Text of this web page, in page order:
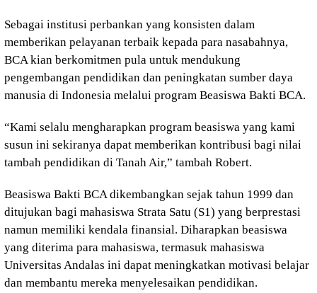
Sebagai institusi perbankan yang konsisten dalam
memberikan pelayanan terbaik kepada para nasabahnya,
BCA kian berkomitmen pula untuk mendukung
pengembangan pendidikan dan peningkatan sumber daya
manusia di Indonesia melalui program Beasiswa Bakti BCA.
“Kami selalu mengharapkan program beasiswa yang kami
susun ini sekiranya dapat memberikan kontribusi bagi nilai
tambah pendidikan di Tanah Air,” tambah Robert.
Beasiswa Bakti BCA dikembangkan sejak tahun 1999 dan
ditujukan bagi mahasiswa Strata Satu (S1) yang berprestasi
namun memiliki kendala finansial. Diharapkan beasiswa
yang diterima para mahasiswa, termasuk mahasiswa
Universitas Andalas ini dapat meningkatkan motivasi belajar
dan membantu mereka menyelesaikan pendidikan.